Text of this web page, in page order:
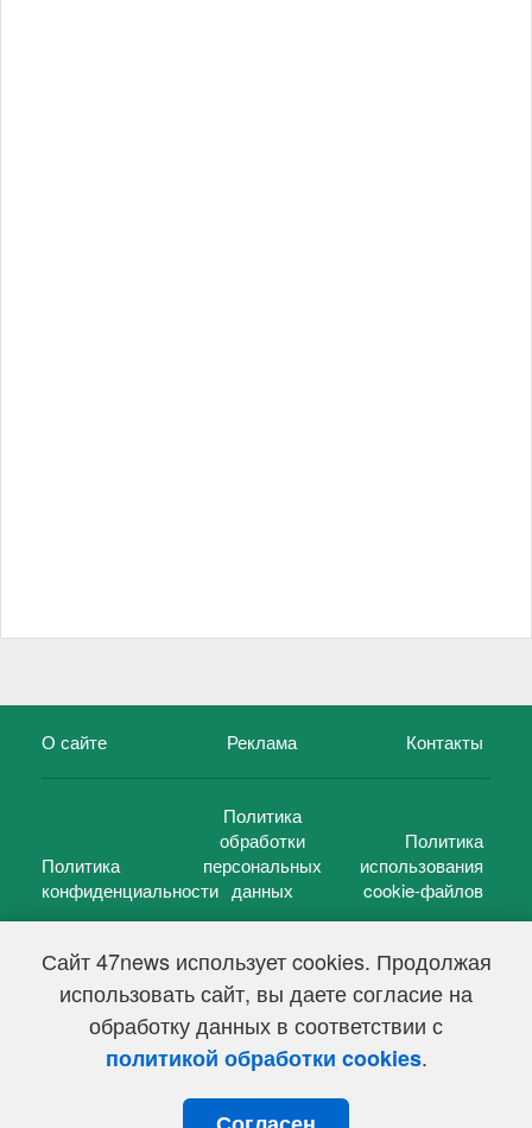
Сайт 47news использует cookies. Продолжая
использовать сайт, вы даете согласие на
обработку данных в соответствии с
политикой обработки cookies.
О сайте Реклама Контакты
Политика
конфиденциальности
Политика
обработки
персональных
данных
Политика
использования
cookie-файлов
47 новостей (47 news)2005 — 2026 г.
Свидетельство о регистрации СМИ Эл № ФС 77-39848, выдано
Федеральной службой по надзору в сфере связи,
информационных технологий и массовых коммуникаций